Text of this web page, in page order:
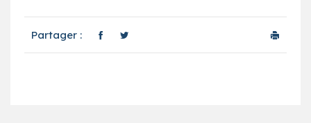
Partager :